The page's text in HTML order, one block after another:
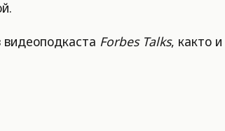
Forbes Talks, както